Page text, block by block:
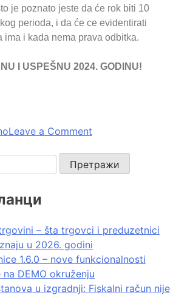
je poznato jeste da će rok biti 10
perioda, i da će се evidentirati
ima i kada nema pravа odbitka.
I USPEŠNU 2024. GODINU!
Leave a Comment
– šta trgovci i preduzetnici
u 2026. godini
1.6.0 – nove funkcionalnosti
DEMO okruženju
u izgradnji: Fiskalni račun nije